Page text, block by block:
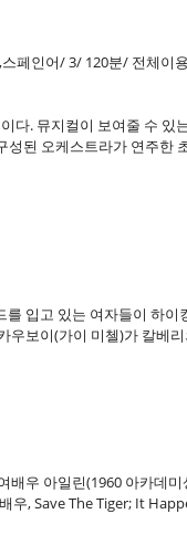
페인어/ 3/ 120분/ 전체이
. 뮤지컬이 보여줄 수
된 오케스트라가 연주
입고 있는 여자들이 하이
보이(가이 미첼)가 칼베
배우 아일린(1960 아카데
우, Save The Tiger; It